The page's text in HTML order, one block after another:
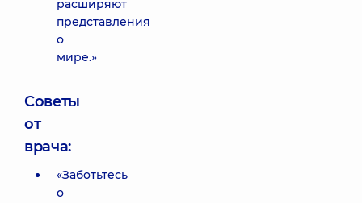
расширяют
представления
о
мире.»
Советы
от
врача:
«Заботьтесь
о